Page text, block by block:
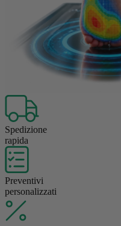
Spedizione
rapida
Preventivi
personalizzati